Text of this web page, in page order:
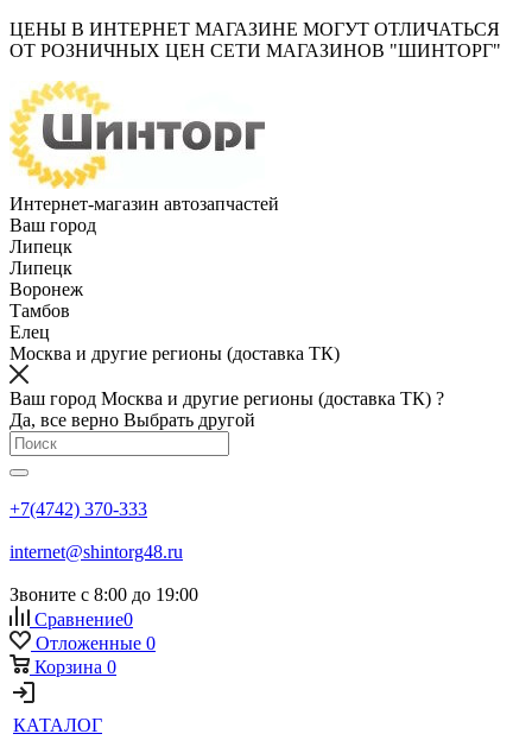
ЦЕНЫ В ИНТЕРНЕТ МАГАЗИНЕ МОГУТ ОТЛИЧАТЬСЯ
ОТ РОЗНИЧНЫХ ЦЕН СЕТИ МАГАЗИНОВ "ШИНТОРГ"
Интернет-магазин автозапчастей
Ваш город
Липецк
Липецк
Воронеж
Тамбов
Елец
Москва и другие регионы (доставка ТК)
Ваш город Москва и другие регионы (доставка ТК) ?
Да, все верно Выбрать другой
+7(4742) 370-333
internet@shintorg48.ru
Звоните с 8:00 до 19:00
Сравнение0
Отложенные 0
Корзина 0
КАТАЛОГ